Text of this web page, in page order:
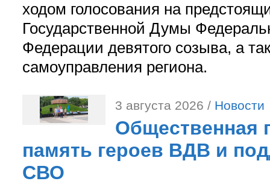
ходом голосования на
Государственной Думы
Федерации девятого созыва, а
самоуправления региона.
3 августа 2026 / Новости
Общественная
память героев ВДВ и
СВО